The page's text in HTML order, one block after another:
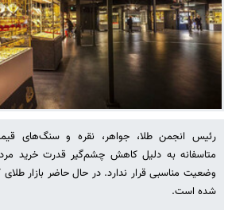
رئیس انجمن طلا، جواهر، نقره و سنگ‌های
متاسفانه به دلیل کاهش چشم‌گیر قدرت خرید مردم
وضعیت مناسبی قرار ندارد. در حال حاضر بازار
شده است.